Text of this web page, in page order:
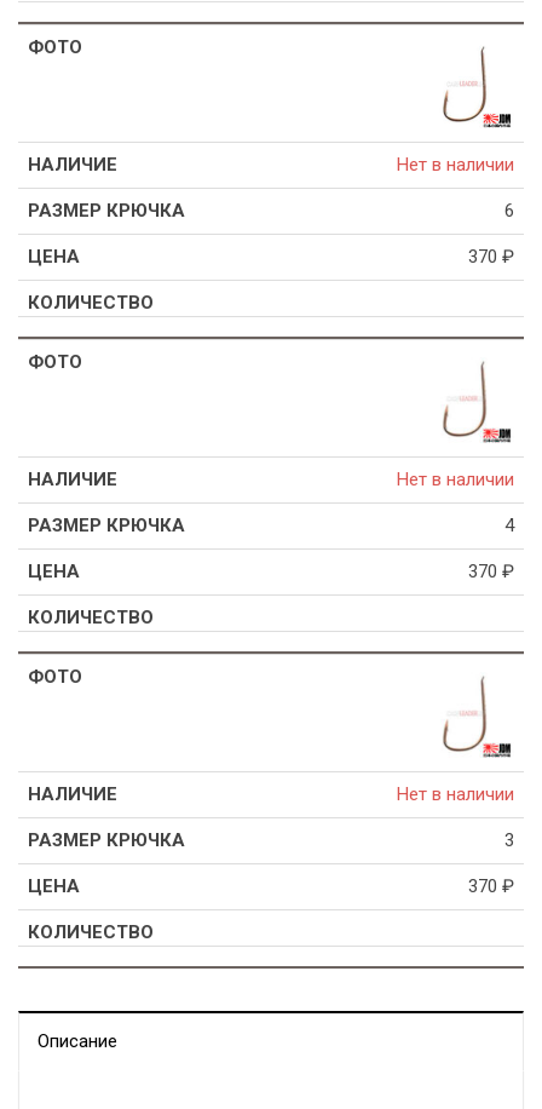
Нет в наличии
6
370 ₽
Нет в наличии
4
370 ₽
Нет в наличии
3
370 ₽
Описание